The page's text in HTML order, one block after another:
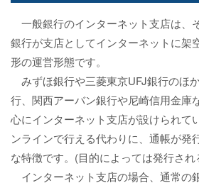
一般銀行のインターネット支店は、
銀行が支店としてインターネットに架
形の運営形態です。
みずほ銀行や三菱東京UFJ銀行のほ
行、関西アーバン銀行や尼崎信用金庫
心にインターネット支店が設けられて
ンラインで行える代わりに、通帳が発
な特徴です。(目的によっては発行さ
インターネット支店の場合、通常の